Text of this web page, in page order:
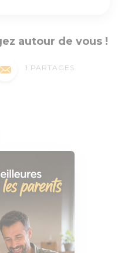
autour de vous !
1 PARTAGES